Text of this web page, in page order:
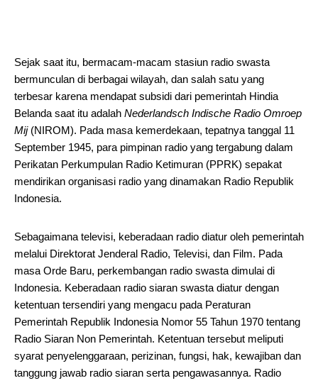
Sejak saat itu, bermacam-macam stasiun radio swasta
bermunculan di berbagai wilayah, dan salah satu yang
terbesar karena mendapat subsidi dari pemerintah Hindia
Belanda saat itu adalah Nederlandsch Indische Radio Omroep
Mij(NIROM). Pada masa kemerdekaan, tepatnya tanggal 11
September 1945, para pimpinan radio yang tergabung dalam
Perikatan Perkumpulan Radio Ketimuran (PPRK) sepakat
mendirikan organisasi radio yang dinamakan Radio Republik
Indonesia.
Sebagaimana televisi, keberadaan radio diatur oleh pemerintah
melalui Direktorat Jenderal Radio, Televisi, dan Film. Pada
masa Orde Baru, perkembangan radio swasta dimulai di
Indonesia. Keberadaan radio siaran swasta diatur dengan
ketentuan tersendiri yang mengacu pada Peraturan
Pemerintah Republik Indonesia Nomor 55 Tahun 1970 tentang
Radio Siaran Non Pemerintah. Ketentuan tersebut meliputi
syarat penyelenggaraan, perizinan, fungsi, hak, kewajiban dan
tanggung jawab radio siaran serta pengawasannya. Radio